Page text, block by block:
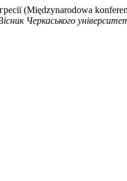
(Międzynarodowa
Черкаського